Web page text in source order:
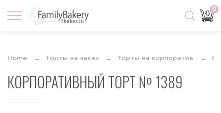
0
Home Торты на заказ Торты на корпоратив С
КОРПОРАТИВНЫЙ ТОРТ № 1389